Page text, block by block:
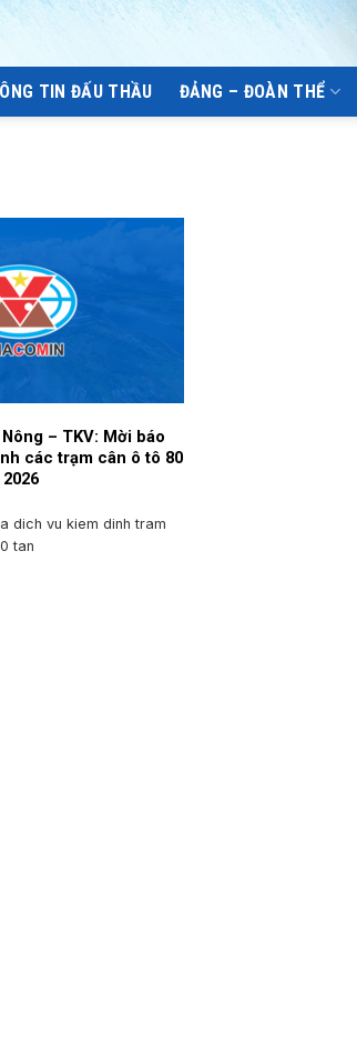
TIN ĐẤU THẦU ĐẢNG – ĐOÀN THỂ
– TKV: Mời báo
các trạm cân ô tô 80
dich vu kiem dinh tram
tan